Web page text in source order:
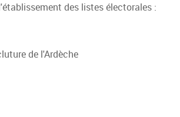
des listes électorales :
de l'Ardèche